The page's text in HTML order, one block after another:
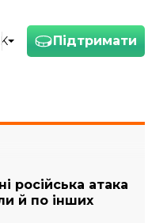
Підтримати
російська атака
й по інших